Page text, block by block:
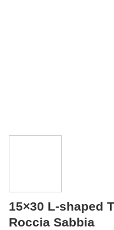
15×30 L-shaped
Roccia Sabbia